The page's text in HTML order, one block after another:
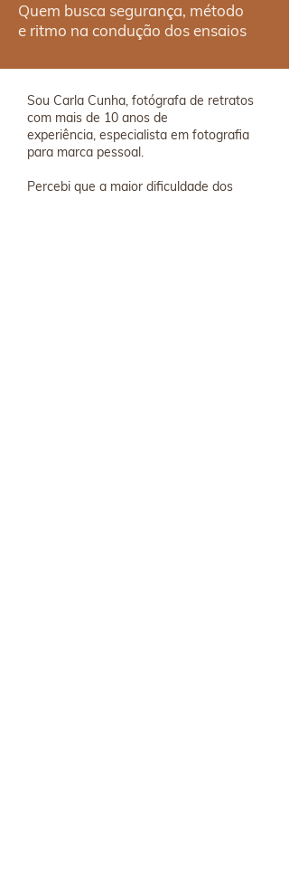
Quem busca segurança, método
e ritmo na condução dos ensaios
Sou Carla Cunha, fotógrafa de retratos
com mais de 10 anos de
experiência, especialista em fotografia
para marca pessoal.
Percebi que a maior dificuldade dos